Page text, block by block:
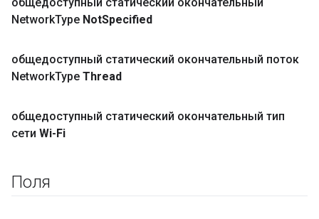
NetworkType NotSpecified
общедоступный статический окончательный поток
NetworkType Thread
общедоступный статический окончательный тип
сети Wi-Fi
Поля